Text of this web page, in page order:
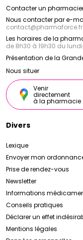
Contacter un
Nous contacter par e-
contact@pharmaforce.fr
Les horaires de la
de 8h30 à 19h30 du
Présentation de la
Nous situer
Venir
directement
à la pharmacie
Divers
Lexique
Envoyer mon
Prise de rendez-vous
Newsletter
Informations
Conseils pratiques
Déclarer un effet
Mentions légales